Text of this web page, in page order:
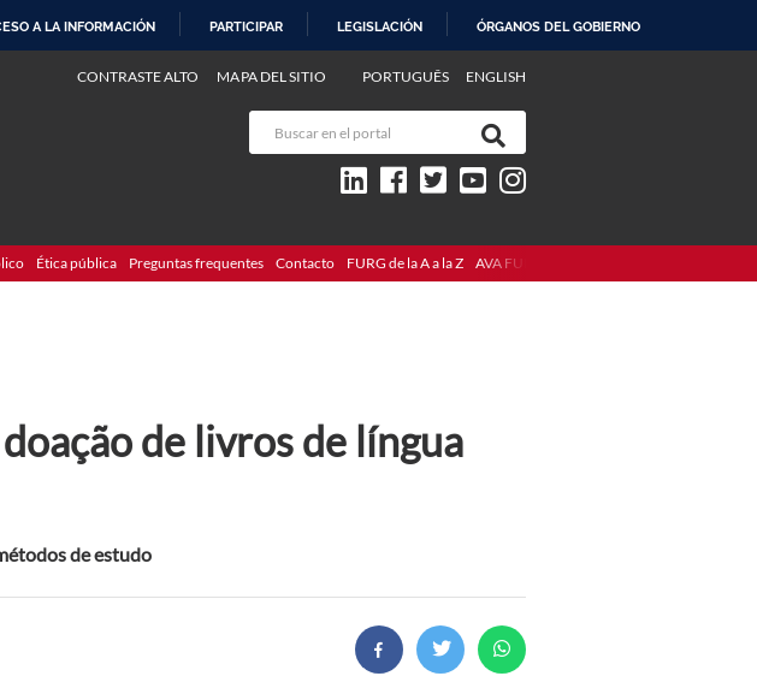
A LA INFORMACIÓN PARTICIPAR LEGISLACIÓN ÓRGANOS DEL GOBIERNO
PORTUGUÊS ENGLISH
CONTRASTE ALTO MAPA DEL SITIO
Ética pública Preguntas frequentes Contacto FURG de la A a la Z AVA FURG
de livros de língua
de estudo